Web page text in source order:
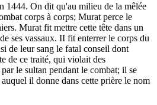
1444. On dit qu'au milieu de la mêlée
corps à corps; Murat perce le
Murat fit mettre cette tête dans un
ses vassaux. II fit enterrer le corps du
de leur sang le fatal conseil dont
de ce traité, qui violait des
le sultan pendant le combat; il se
il donne dans cette prière le nom